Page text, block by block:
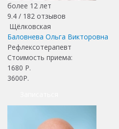
более 12 лет
9.4 / 182 отзывов
Щёлковская
Баловнева Ольга Викторовна
Рефлексотерапевт
Стоимость приема:
1680 Р.
3600Р.